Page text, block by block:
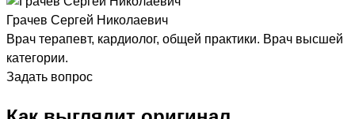
Грачев Сергей Николаевич
Врач терапевт, кардиолог, общей практики. Врач высшей
категории.
Задать вопрос